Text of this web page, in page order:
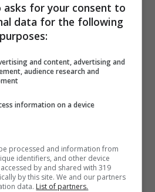
sulla ristrutturazione
Ora i consiglieri
avendo a disposizione
che restituiscono
a tutti”, hanno dichiarato il
e il presidente del
Tiero.
for your consent to
data for the following
purposes:
and content, advertising and
audience research and
information on a device
processed and information from
identifiers, and other device
by and shared with 319
by this site. We and our partners
data. List of partners.